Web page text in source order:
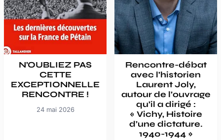
N’OUBLIEZ PAS
CETTE
EXCEPTIONNELLE
RENCONTRE !
24 mai 2026
Rencontre-débat
avec l’historien
Laurent Joly,
autour de l’ouvrage
qu’il a dirigé :
« Vichy, Histoire
d’une dictature.
1940-1944 »